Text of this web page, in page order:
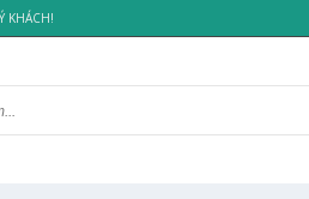
KHÁCH!